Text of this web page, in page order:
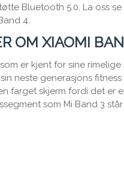
Bluetooth 5.0. La oss
4.
OM XIAOMI
er kjent for sine
neste generasjons
farget skjerm fordi det er
som Mi Band 3